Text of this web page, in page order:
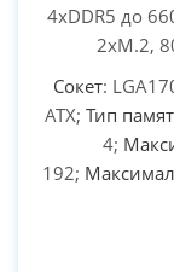
4xDDR5 до
2xM.2,
Сокет:
ATX; Тип
4;
192;